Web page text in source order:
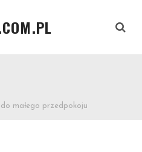
małego przedpokoju